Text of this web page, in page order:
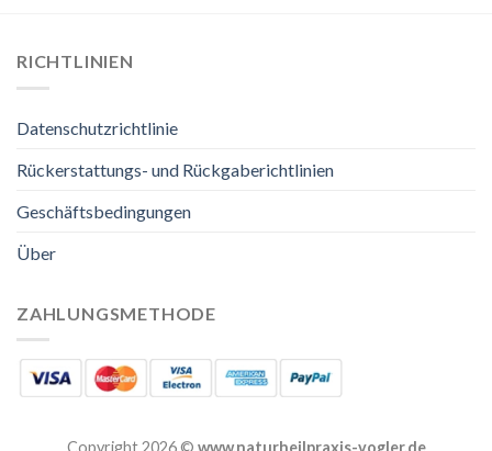
RICHTLINIEN
Datenschutzrichtlinie
Rückerstattungs- und Rückgaberichtlinien
Geschäftsbedingungen
Über
ZAHLUNGSMETHODE